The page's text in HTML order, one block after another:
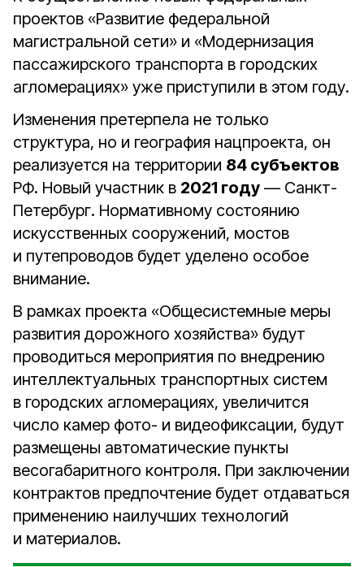
проектов «Развитие федеральной
магистральной сети» и «Модернизация
пассажирского транспорта в городских
агломерациях» уже приступили в этом году.
Изменения претерпела не только
структура, но и география нацпроекта, он
реализуется на территории 84 субъектов
РФ. Новый участник в 2021 году — Санкт-
Петербург. Нормативному состоянию
искусственных сооружений, мостов
и путепроводов будет уделено особое
внимание.
В рамках проекта «Общесистемные меры
развития дорожного хозяйства» будут
проводиться мероприятия по внедрению
интеллектуальных транспортных систем
в городских агломерациях, увеличится
число камер фото- и видеофиксации, будут
размещены автоматические пункты
весогабаритного контроля. При заключении
контрактов предпочтение будет отдаваться
применению наилучших технологий
и материалов.